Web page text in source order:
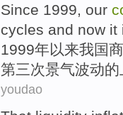
Since 1999, our
cycles and now it
1999年以来我国
第三次景气波动的
youdao